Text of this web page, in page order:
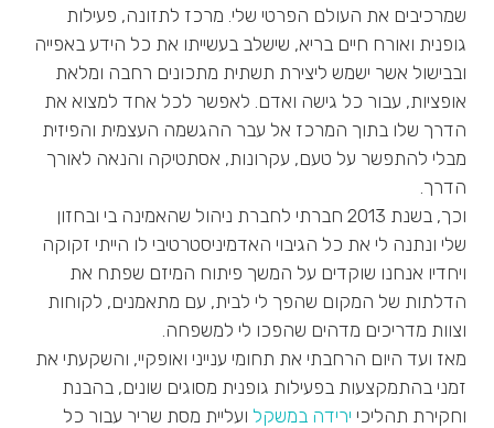
שמרכיבים את העולם הפרטי שלי. מרכז לתזונה, פעילות
גופנית ואורח חיים בריא, שישלב בעשייתו את כל הידע באפייה
ובבישול אשר ישמש ליצירת תשתית מתכונים רחבה ומלאת
אופציות, עבור כל גישה ואדם. לאפשר לכל אחד למצוא את
הדרך שלו בתוך המרכז אל עבר ההגשמה העצמית והפיזית
מבלי להתפשר על טעם, עקרונות, אסתטיקה והנאה לאורך
הדרך.
וכך, בשנת 2013 חברתי לחברת ניהול שהאמינה בי ובחזון
שלי ונתנה לי את כל הגיבוי האדמיניסטרטיבי לו הייתי זקוקה
ויחדיו אנחנו שוקדים על המשך פיתוח המיזם שפתח את
הדלתות של המקום שהפך לי לבית, עם מתאמנים, לקוחות
וצוות מדריכים מדהים שהפכו לי למשפחה.
מאז ועד היום הרחבתי את תחומי ענייני ואופקיי, והשקעתי את
זמני בהתמקצעות בפעילות גופנית מסוגים שונים, בהבנת
וחקירת תהליכי ירידה במשקל ועליית מסת שריר עבור כל